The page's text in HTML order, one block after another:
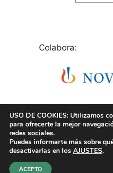
Colabora:
© Copyright 2026 ASENDHI
USO DE COOKIES: Utilizamos
para ofrecerte la mejor
redes sociales.
Puedes informarte más sobre
desactivarlas en los AJUSTES.
ACEPTO